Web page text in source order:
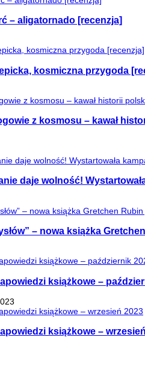
– aligatornado [recenzja]
kosmiczna przygoda
z kosmosu – kawał
daje wolność!
– nowa książka
książkowe –
książkowe –